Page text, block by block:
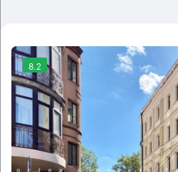
8.2